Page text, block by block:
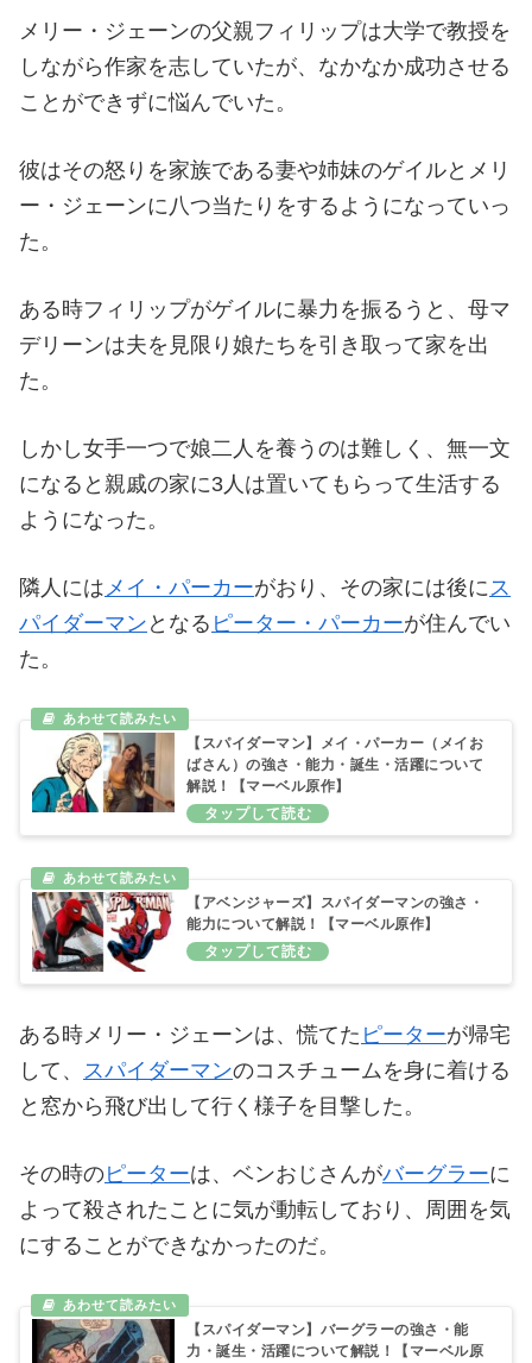
メリー・ジェーンの父親フィリップは大学で教授を
しながら作家を志していたが、なかなか成功させる
ことができずに悩んでいた。
彼はその怒りを家族である妻や姉妹のゲイルとメリ
ー・ジェーンに八つ当たりをするようになっていっ
た。
ある時フィリップがゲイルに暴力を振るうと、母マ
デリーンは夫を見限り娘たちを引き取って家を出
た。
しかし女手一つで娘二人を養うのは難しく、無一文
になると親戚の家に3人は置いてもらって生活する
ようになった。
隣人には メイ・パーカーがおり、その家には後に ス
パイダーマン となる ピーター・パーカーが住んでい
た。
【スパイダーマン】メイ・パーカー（メイお
ばさん）の強さ・能力・誕生・活躍について
解説！【マーベル原作】
【アベンジャーズ】スパイダーマンの強さ・
能力について解説！【マーベル原作】
ある時メリー・ジェーンは、慌てた ピーターが帰宅
して、 スパイダーマンのコスチュームを身に着ける
と窓から飛び出して行く様子を目撃した。
その時のピーターは、ベンおじさんがバーグラーに
よって殺されたことに気が動転しており、周囲を気
にすることができなかったのだ。
【スパイダーマン】バーグラーの強さ・能
力・誕生・活躍について解説！【マーベル原